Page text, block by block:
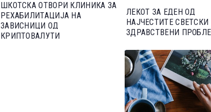
ШКОТСКА ОТВОРИ КЛИНИКА ЗА
РЕХАБИЛИТАЦИЈА НА
ЗАВИСНИЦИ ОД
КРИПТОВАЛУТИ
ЛЕКОТ ЗА ЕДЕН ОД
НАЈЧЕСТИТЕ СВЕТСКИ
ЗДРАВСТВЕНИ